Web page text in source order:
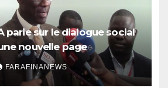
parie sur le dialogue social
nouvelle page
FARAFINANEWS